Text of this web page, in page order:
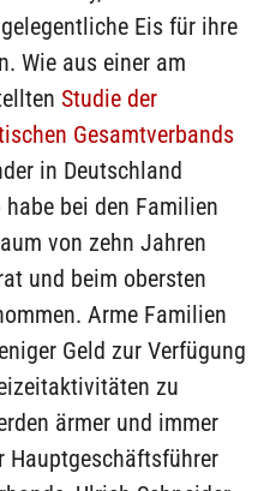
Eis für ihre
Wie aus einer am
Studie der
Gesamtverbands
in Deutschland
bei den Familien
von zehn Jahren
und beim obersten
Arme Familien
Geld zur Verfügung
zu
ärmer und immer
Hauptgeschäftsführer